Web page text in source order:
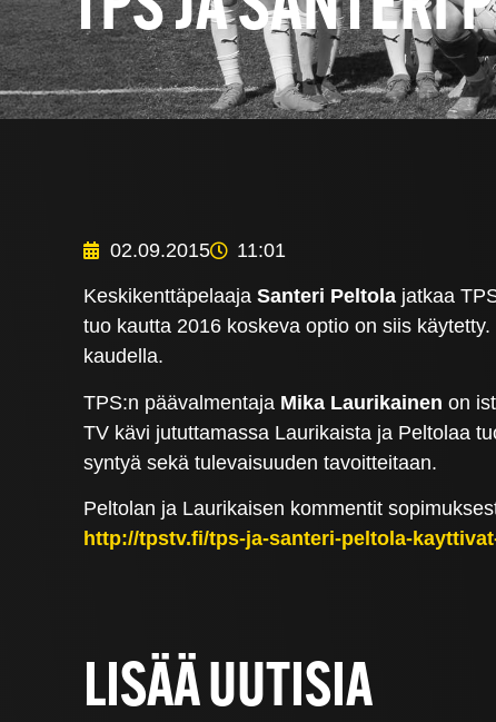
02.09.2015 11:01
Keskikenttäpelaaja Santeri Peltola jatkaa
tuo kautta 2016 koskeva optio on siis
kaudella.
TPS:n päävalmentaja Mika Laurikainen on
TV kävi jututtamassa Laurikaista ja Peltolaa
syntyä sekä tulevaisuuden tavoitteitaan.
Peltolan ja Laurikaisen kommentit
http://tpstv.fi/tps-ja-santeri-peltola-
LISÄÄ UUTISIA